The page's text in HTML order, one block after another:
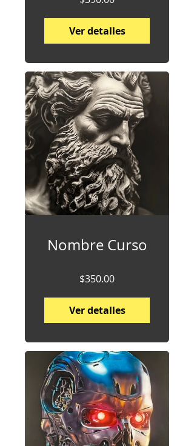
Ver detalles
Nombre Curso
$350.00
Ver detalles